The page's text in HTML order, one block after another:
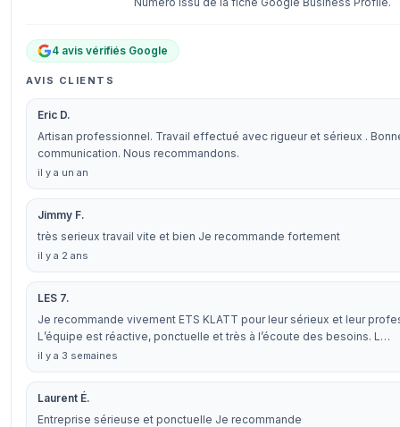
4 avis vérifiés Google
AVIS CLIENTS
Eric D.
Artisan professionnel. Travail effectué avec rigueur et sérieux .
communication. Nous recommandons.
il y a un an
Jimmy F.
très serieux travail vite et bien Je recommande fortement
il y a 2 ans
LES 7.
Je recommande vivement ETS KLATT pour leur sérieux et leur
L’équipe est réactive, ponctuelle et très à l’écoute des besoins. L…
il y a 3 semaines
Laurent É.
Entreprise sérieuse et ponctuelle Je recommande